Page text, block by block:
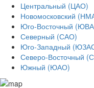
Центральный (ЦАО)
Новомосковский
Юго-Восточный
Северный (САО)
Юго-Западный
Северо-Восточный
Южный (ЮАО)